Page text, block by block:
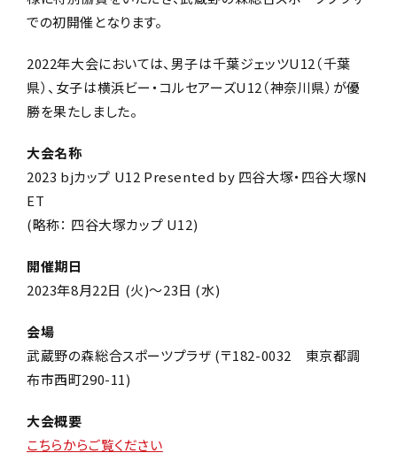
での初開催となります。
2022年大会においては、男子は千葉ジェッツU12（千葉
県）、女子は横浜ビー・コルセアーズU12（神奈川県）が優
勝を果たしました。
大会名称
2023 bjカップ U12 Presented by 四谷大塚・四谷大塚N
ET
(略称： 四谷大塚カップ U12)
開催期日
2023年8月22日 (火)～23日 (水)
会場
武蔵野の森総合スポーツプラザ (〒182-0032 東京都調
布市西町290-11)
大会概要
こちらからご覧ください